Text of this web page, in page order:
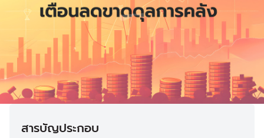
สารบัญประกอบ